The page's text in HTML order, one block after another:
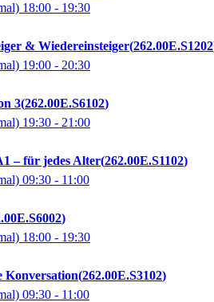
18:00 - 19:30
& Wiedereinsteiger 262.00E.S1202
19:00 - 20:30
3 262.00E.S6102
19:30 - 21:00
– für jedes Alter 262.00E.S1102
09:30 - 11:00
18:00 - 19:30
Konversation 262.00E.S3102
09:30 - 11:00